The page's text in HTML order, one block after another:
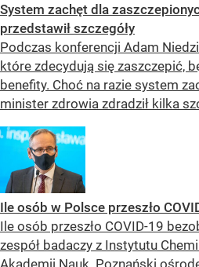
System zachęt dla
przedstawił szczegóły
Podczas konferencji Adam
które zdecydują się zaszczepić,
benefity. Choć na razie system
minister zdrowia zdradził kilka
Ile osób w Polsce przeszło
Ile osób przeszło COVID-19
zespół badaczy z Instytutu
Akademii Nauk. Poznański